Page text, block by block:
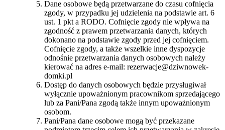
Dane osobowe będą przetwarzane do czasu cofnięcia
zgody, w przypadku jej udzielenia na podstawie art. 6
ust. 1 pkt a RODO. Cofnięcie zgody nie wpływa na
zgodność z prawem przetwarzania danych, których
dokonano na podstawie zgody przed jej cofnięciem.
Cofnięcie zgody, a także wszelkie inne dyspozycje
odnośnie przetwarzania danych osobowych należy
kierować na adres e-mail: rezerwacje@dziwnowek-
domki.pl
Dostęp do danych osobowych będzie przysługiwał
wyłącznie upoważnionym pracownikom sprzedającego
lub za Pani/Pana zgodą także innym upoważnionym
osobom.
Pani/Pana dane osobowe mogą być przekazane